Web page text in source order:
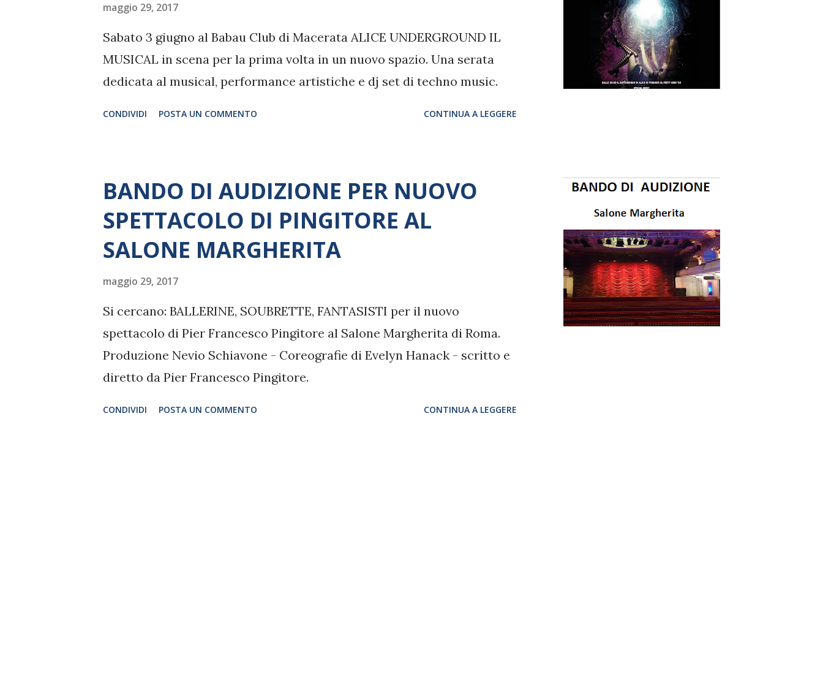
maggio 29, 2017
Sabato 3 giugno al Babau Club di Macerata ALICE UNDERGROUND IL
MUSICAL in scena per la prima volta in un nuovo spazio. Una serata
dedicata al musical, performance artistiche e dj set di techno music.
CONDIVIDI POSTA UN COMMENTO CONTINUA A LEGGERE
BANDO DI AUDIZIONE PER NUOVO
SPETTACOLO DI PINGITORE AL
SALONE MARGHERITA
maggio 29, 2017
Si cercano: BALLERINE, SOUBRETTE, FANTASISTI per il nuovo
spettacolo di Pier Francesco Pingitore al Salone Margherita di Roma.
Produzione Nevio Schiavone - Coreografie di Evelyn Hanack - scritto e
diretto da Pier Francesco Pingitore.
CONDIVIDI POSTA UN COMMENTO CONTINUA A LEGGERE